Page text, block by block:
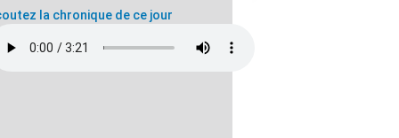
la chronique de ce jour